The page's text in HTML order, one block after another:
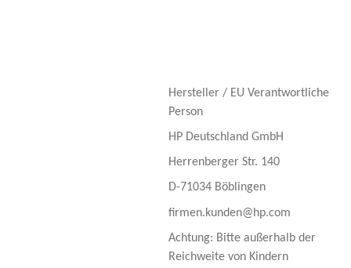
Hersteller / EU Verantwortliche
Person
HP Deutschland GmbH
Herrenberger Str. 140
D-71034 Böblingen
firmen.kunden@hp.com
Achtung: Bitte außerhalb der
Reichweite von Kindern